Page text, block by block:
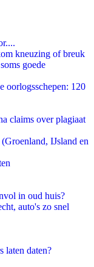
kneuzing of breuk
goede
oorlogsschepen: 120
claims over plagiaat
IJsland en
in oud huis?
auto's zo snel
laten daten?